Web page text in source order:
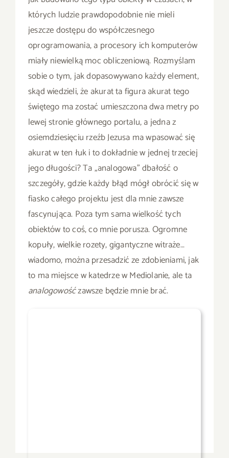
których ludzie prawdopodobnie nie mieli
jeszcze dostępu do współczesnego
oprogramowania, a procesory ich komputerów
miały niewielką moc obliczeniową. Rozmyślam
sobie o tym, jak dopasowywano każdy element,
skąd wiedzieli, że akurat ta figura akurat tego
świętego ma zostać umieszczona dwa metry po
lewej stronie głównego portalu, a jedna z
osiemdziesięciu rzeźb Jezusa ma wpasować się
akurat w ten łuk i to dokładnie w jednej trzeciej
jego długości? Ta „analogowa” dbałość o
szczegóły, gdzie każdy błąd mógł obrócić się w
fiasko całego projektu jest dla mnie zawsze
fascynująca. Poza tym sama wielkość tych
obiektów to coś, co mnie porusza. Ogromne
kopuły, wielkie rozety, gigantyczne witraże…
wiadomo, można przesadzić ze zdobieniami, jak
to ma miejsce w katedrze w Mediolanie, ale ta
analogowośćzawsze będzie mnie brać.